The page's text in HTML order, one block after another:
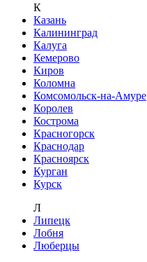
К
Казань
Калининград
Калуга
Кемерово
Киров
Коломна
Комсомольск-на-Амуре
Королев
Кострома
Красногорск
Краснодар
Красноярск
Курган
Курск
Л
Липецк
Лобня
Люберцы